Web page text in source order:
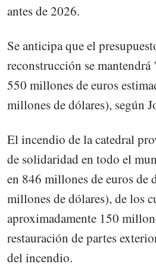
antes de 2026.
Se anticipa que el
reconstrucción se
550 millones de euros
millones de dólares), según
El incendio de la catedral
de solidaridad en todo el
en 846 millones de euros de
millones de dólares), de los
aproximadamente 150
restauración de partes
del incendio.